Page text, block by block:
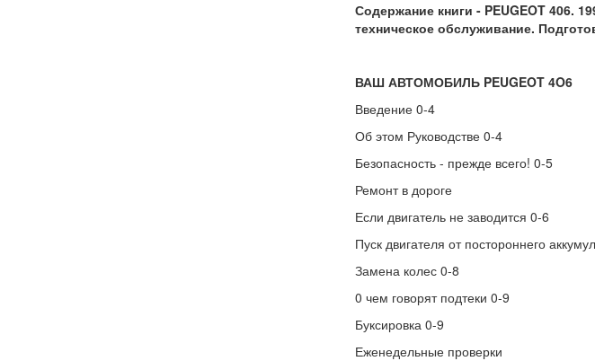
Содержание книги - PEUGEOT 406.
техническое обслуживание.
ВАШ АВТОМОБИЛЬ PEUGEOT 4O6
Введение 0-4
Об этом Руководстве 0-4
Безопасность - прежде всего! 0-5
Ремонт в дороге
Если двигатель не заводится 0-6
Пуск двигателя от постороннего
Замена колес 0-8
0 чем говорят подтеки 0-9
Буксировка 0-9
Еженедельные проверки